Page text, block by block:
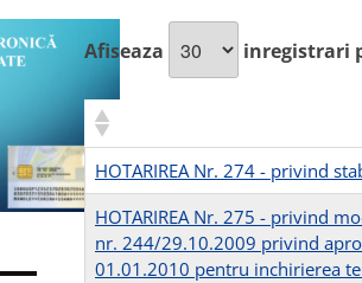
Afiseaza inregistrari
HOTARIREA Nr. 274 - privind
HOTARIREA Nr. 275 - privind
nr. 244/29.10.2009 privind
01.01.2010 pentru inchirierea